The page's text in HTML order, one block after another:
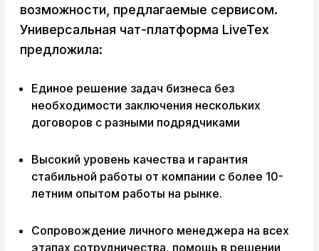
возможности, предлагаемые сервисом.
Универсальная чат-платформа LiveTex
предложила:
Единое решение задач бизнеса без
необходимости заключения нескольких
договоров с разными подрядчиками
Высокий уровень качества и гарантия
стабильной работы от компании с более 10-
летним опытом работы на рынке.
Сопровождение личного менеджера на всех
этапах сотрудничества, помощь в решении